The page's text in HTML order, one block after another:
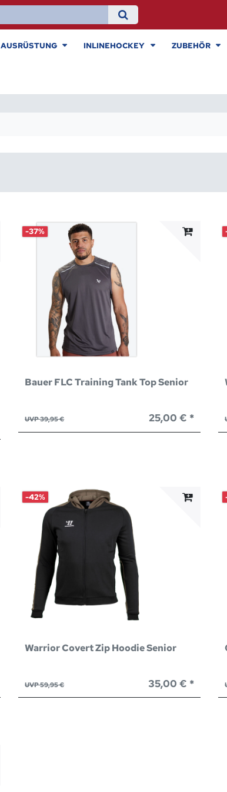
AUSRÜSTUNG INLINEHOCKEY ZUBEHÖR
-37%
Bauer FLC Training Tank Top Senior
UVP 39,95 € 25,00 € *
-42%
Warrior Covert Zip Hoodie Senior
UVP 59,95 € 35,00 € *